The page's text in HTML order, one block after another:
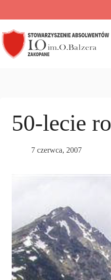
treści
50-lecie
7 czerwca, 2007